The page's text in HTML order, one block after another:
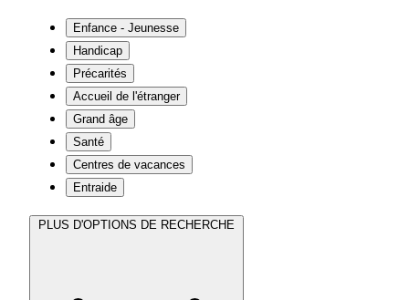
Enfance - Jeunesse
Handicap
Précarités
Accueil de l'étranger
Grand âge
Santé
Centres de vacances
Entraide
PLUS D'OPTIONS DE RECHERCHE